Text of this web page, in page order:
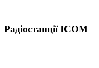
Радіостанції ICOM